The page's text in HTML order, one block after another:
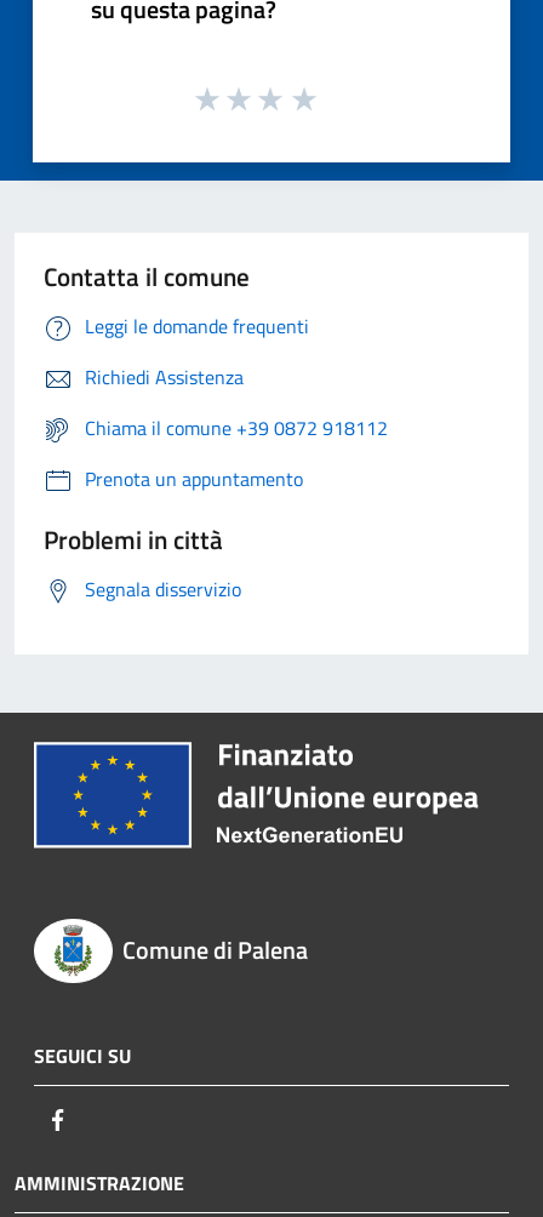
su questa pagina?
Contatta il comune
Leggi le domande frequenti
Richiedi Assistenza
Chiama il comune +39 0872 918112
Prenota un appuntamento
Problemi in città
Segnala disservizio
Comune di Palena
SEGUICI SU
AMMINISTRAZIONE